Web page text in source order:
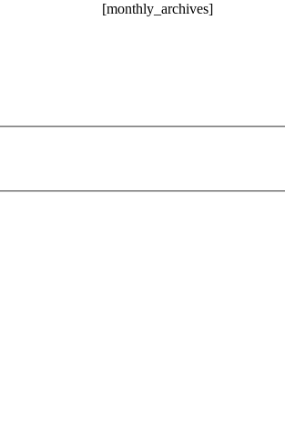
[monthly_archives]